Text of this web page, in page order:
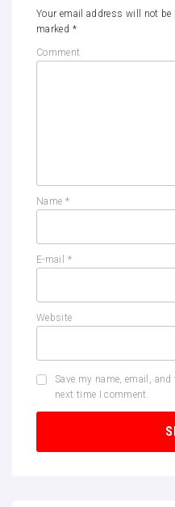
Your email address will not be
marked *
Comment
Name *
E-mail *
Website
Save my name, email,
next time I comment.